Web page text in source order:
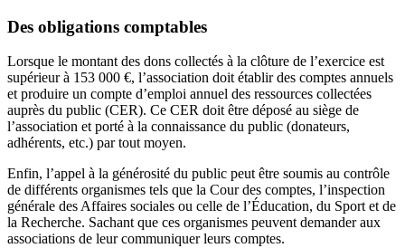
Des obligations comptables
Lorsque le montant des dons collectés à la clôture de l’exercice est
supérieur à 153 000 €, l’association doit établir des comptes annuels
et produire un compte d’emploi annuel des ressources collectées
auprès du public (CER). Ce CER doit être déposé au siège de
l’association et porté à la connaissance du public (donateurs,
adhérents, etc.) par tout moyen.
Enfin, l’appel à la générosité du public peut être soumis au contrôle
de différents organismes tels que la Cour des comptes, l’inspection
générale des Affaires sociales ou celle de l’Éducation, du Sport et de
la Recherche. Sachant que ces organismes peuvent demander aux
associations de leur communiquer leurs comptes.